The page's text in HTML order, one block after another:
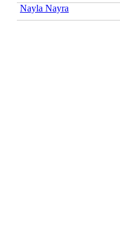
Nayla Nayra